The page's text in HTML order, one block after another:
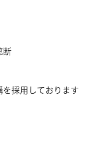
断
採用しております